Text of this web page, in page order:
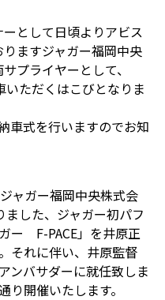
として日頃よりアビス
ますジャガー福岡中央
プライヤーとして、
いただくはこびとなりま
車式を行いますのでお知
ャガー福岡中央株式会
した、ジャガー初パフ
ー F-PACE」を井原正
それに伴い、井原監督
ンバサダーに就任致しま
り開催いたします。